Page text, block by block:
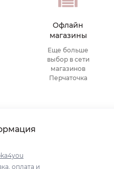
Офлайн
магазины
Еще больше
выбор в сети
магазинов
Перчаточка
оплата и